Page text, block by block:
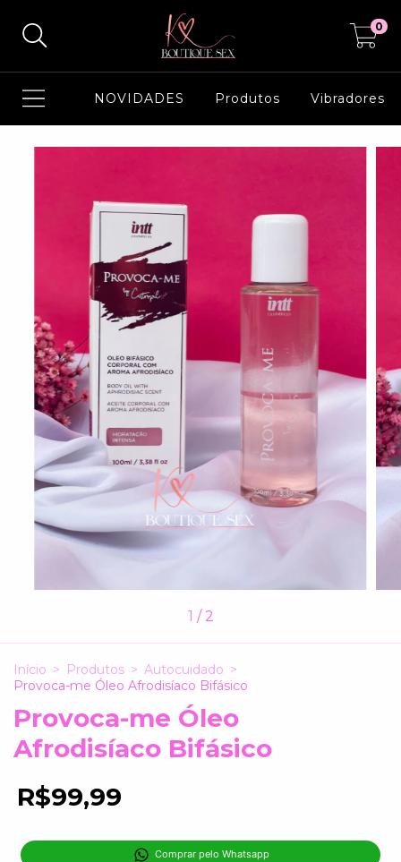
0
NOVIDADES Produtos Vibradores
1 / 2
Início > Produtos > Autocuidado >
Provoca-me Óleo Afrodisíaco Bifásico
Provoca-me Óleo
Afrodisíaco Bifásico
R$99,99
Comprar pelo Whatsapp